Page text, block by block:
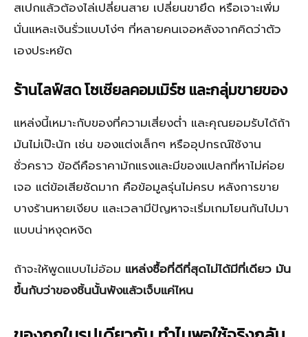
สเปกแล้วต้องไล่เปลี่ยนสาย เปลี่ยนขายึด หรือเจาะเพิ่ม
นั่นแหละเงินรั่วแบบโง่ๆ ที่หลายคนเจอหลังจากคิดว่าตัว
เองประหยัด
ร้านไลฟ์สด โซเชียลคอมเมิร์ซ และกลุ่มขายของ
แหล่งนี้เหมาะกับของที่ความเสี่ยงต่ำ และคุณยอมรับได้ถ้า
มันไม่เป๊ะนัก เช่น ของแต่งเล็กๆ หรืออุปกรณ์ใช้งาน
ชั่วคราว ข้อดีคือราคามักแรงและมีของแปลกที่หาไม่ค่อย
เจอ แต่ข้อเสียชัดมาก คือข้อมูลรุ่นไม่ครบ หลังการขาย
บางร้านหายเงียบ และเวลามีปัญหาจะเริ่มเกมโยนกันไปมา
แบบน่าหงุดหงิด
ถ้าจะให้พูดแบบไม่อ้อม แหล่งซื้อที่ดีที่สุดไม่ได้มีที่เดียว มัน
ขึ้นกับว่าของชิ้นนั้นพังแล้วเจ็บแค่ไหน